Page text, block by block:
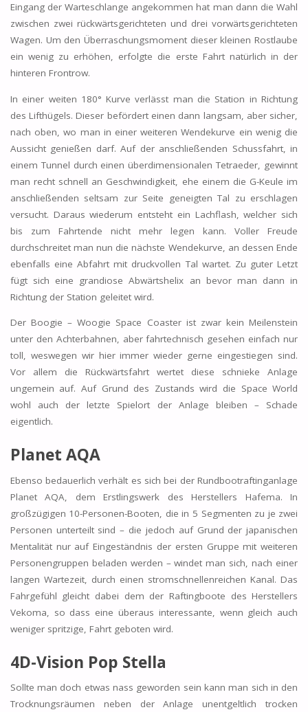
Eingang der Warteschlange angekommen hat man dann die Wahl
zwischen zwei rückwärtsgerichteten und drei vorwärtsgerichteten
Wagen. Um den Überraschungsmoment dieser kleinen Rostlaube
ein wenig zu erhöhen, erfolgte die erste Fahrt natürlich in der
hinteren Frontrow.
In einer weiten 180° Kurve verlässt man die Station in Richtung
des Lifthügels. Dieser befördert einen dann langsam, aber sicher,
nach oben, wo man in einer weiteren Wendekurve ein wenig die
Aussicht genießen darf. Auf der anschließenden Schussfahrt, in
einem Tunnel durch einen überdimensionalen Tetraeder, gewinnt
man recht schnell an Geschwindigkeit, ehe einem die G-Keule im
anschließenden seltsam zur Seite geneigten Tal zu erschlagen
versucht. Daraus wiederum entsteht ein Lachflash, welcher sich
bis zum Fahrtende nicht mehr legen kann. Voller Freude
durchschreitet man nun die nächste Wendekurve, an dessen Ende
ebenfalls eine Abfahrt mit druckvollen Tal wartet. Zu guter Letzt
fügt sich eine grandiose Abwärtshelix an bevor man dann in
Richtung der Station geleitet wird.
Der Boogie – Woogie Space Coaster ist zwar kein Meilenstein
unter den Achterbahnen, aber fahrtechnisch gesehen einfach nur
toll, weswegen wir hier immer wieder gerne eingestiegen sind.
Vor allem die Rückwärtsfahrt wertet diese schnieke Anlage
ungemein auf. Auf Grund des Zustands wird die Space World
wohl auch der letzte Spielort der Anlage bleiben – Schade
eigentlich.
Planet AQA
Ebenso bedauerlich verhält es sich bei der Rundbootraftinganlage
Planet AQA, dem Erstlingswerk des Herstellers Hafema. In
großzügigen 10-Personen-Booten, die in 5 Segmenten zu je zwei
Personen unterteilt sind – die jedoch auf Grund der japanischen
Mentalität nur auf Eingeständnis der ersten Gruppe mit weiteren
Personengruppen beladen werden – windet man sich, nach einer
langen Wartezeit, durch einen stromschnellenreichen Kanal. Das
Fahrgefühl gleicht dabei dem der Raftingboote des Herstellers
Vekoma, so dass eine überaus interessante, wenn gleich auch
weniger spritzige, Fahrt geboten wird.
4D-Vision Pop Stella
Sollte man doch etwas nass geworden sein kann man sich in den
Trocknungsräumen neben der Anlage unentgeltlich trocken